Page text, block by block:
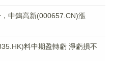
，中鎢高新(000657.CN)漲
料中期盈轉虧 淨虧損不